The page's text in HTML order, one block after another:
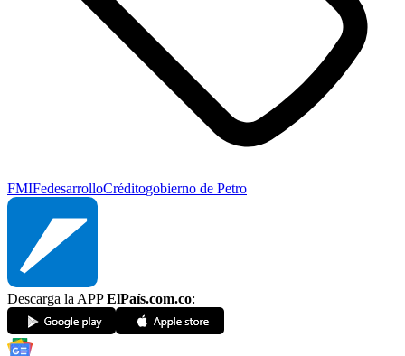
FMIFedesarrolloCréditogobierno de Petro
Descarga la APPElPaís.com.co: